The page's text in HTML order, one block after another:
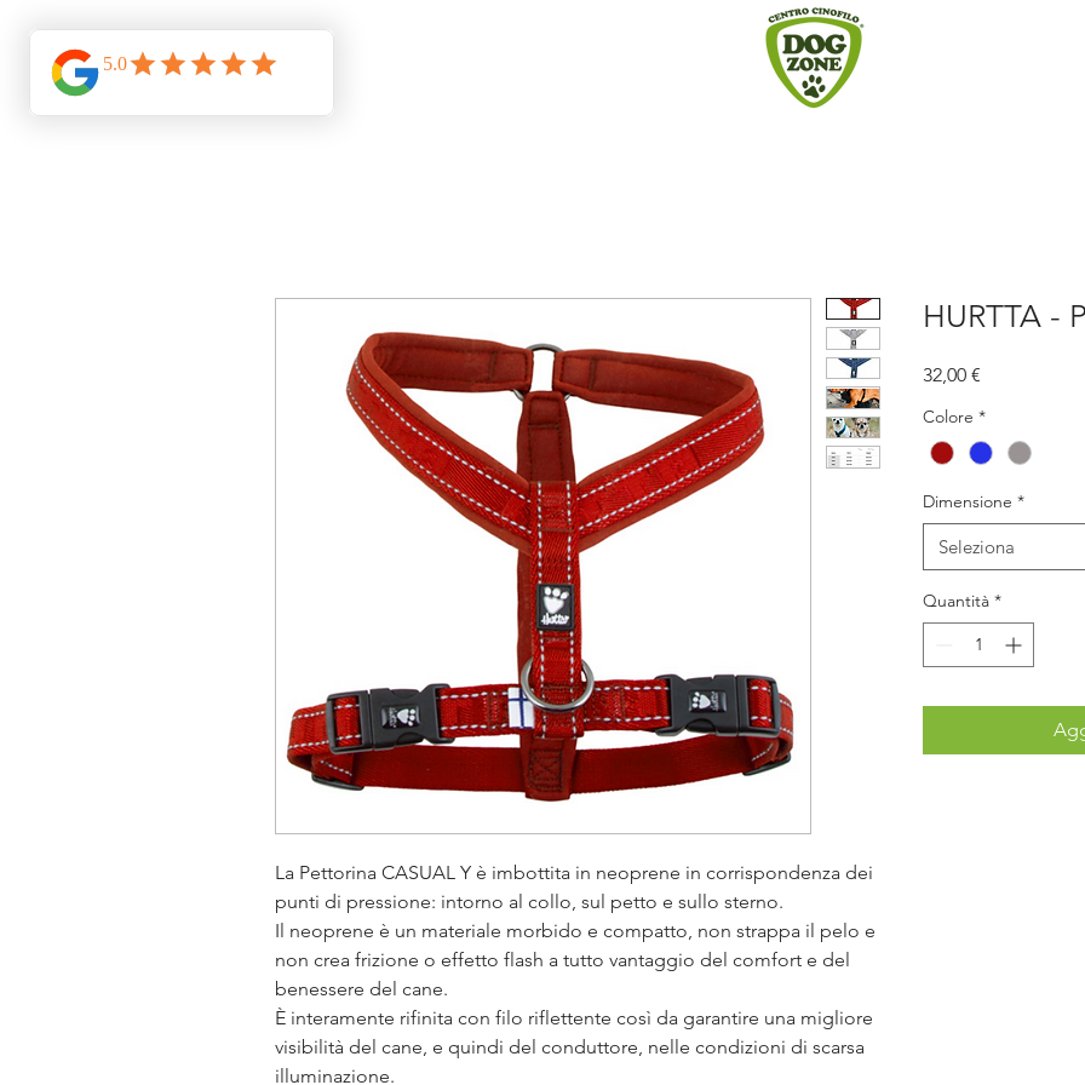
La Pettorina CASUAL Y è imbottita in neoprene in corrispondenza dei
punti di pressione: intorno al collo, sul petto e sullo sterno.
Il neoprene è un materiale morbido e compatto, non strappa il pelo e
non crea frizione o effetto flash a tutto vantaggio del comfort e del
benessere del cane.
È interamente rifinita con filo riflettente così da garantire una migliore
visibilità del cane, e quindi del conduttore, nelle condizioni di scarsa
illuminazione.
HURTTA -
32,00 €
Colore *
Dimensione *
Seleziona
Quantità *